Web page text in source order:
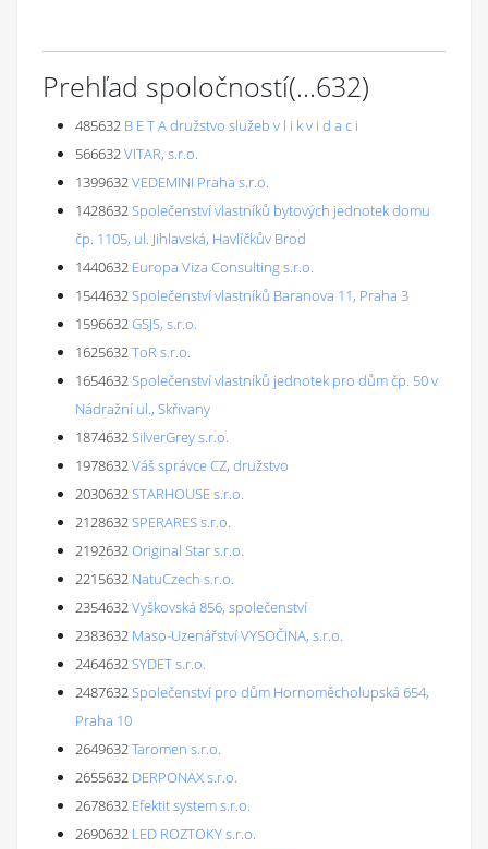
Prehľad spoločností(...632)
485632 B E T A družstvo služeb v l i k v i d a c i
566632VITAR, s.r.o.
1399632VEDEMINI Praha s.r.o.
1428632Společenství vlastníků bytových jednotek domu
čp. 1105, ul. Jihlavská, Havlíčkův Brod
1440632 Europa Viza Consulting s.r.o.
1544632Společenství vlastníků Baranova 11, Praha 3
1596632GSJS, s.r.o.
1625632ToR s.r.o.
1654632Společenství vlastníků jednotek pro dům čp. 50 v
Nádražní ul., Skřivany
1874632SilverGrey s.r.o.
1978632Váš správce CZ, družstvo
2030632STARHOUSE s.r.o.
2128632SPERARES s.r.o.
2192632Original Star s.r.o.
2215632 NatuCzech s.r.o.
2354632Vyškovská 856, společenství
2383632 Maso-Uzenářství VYSOČINA, s.r.o.
2464632SYDET s.r.o.
2487632Společenství pro dům Hornoměcholupská 654,
Praha 10
2649632Taromen s.r.o.
2655632 DERPONAX s.r.o.
2678632 Efektit system s.r.o.
2690632 LED ROZTOKY s.r.o.